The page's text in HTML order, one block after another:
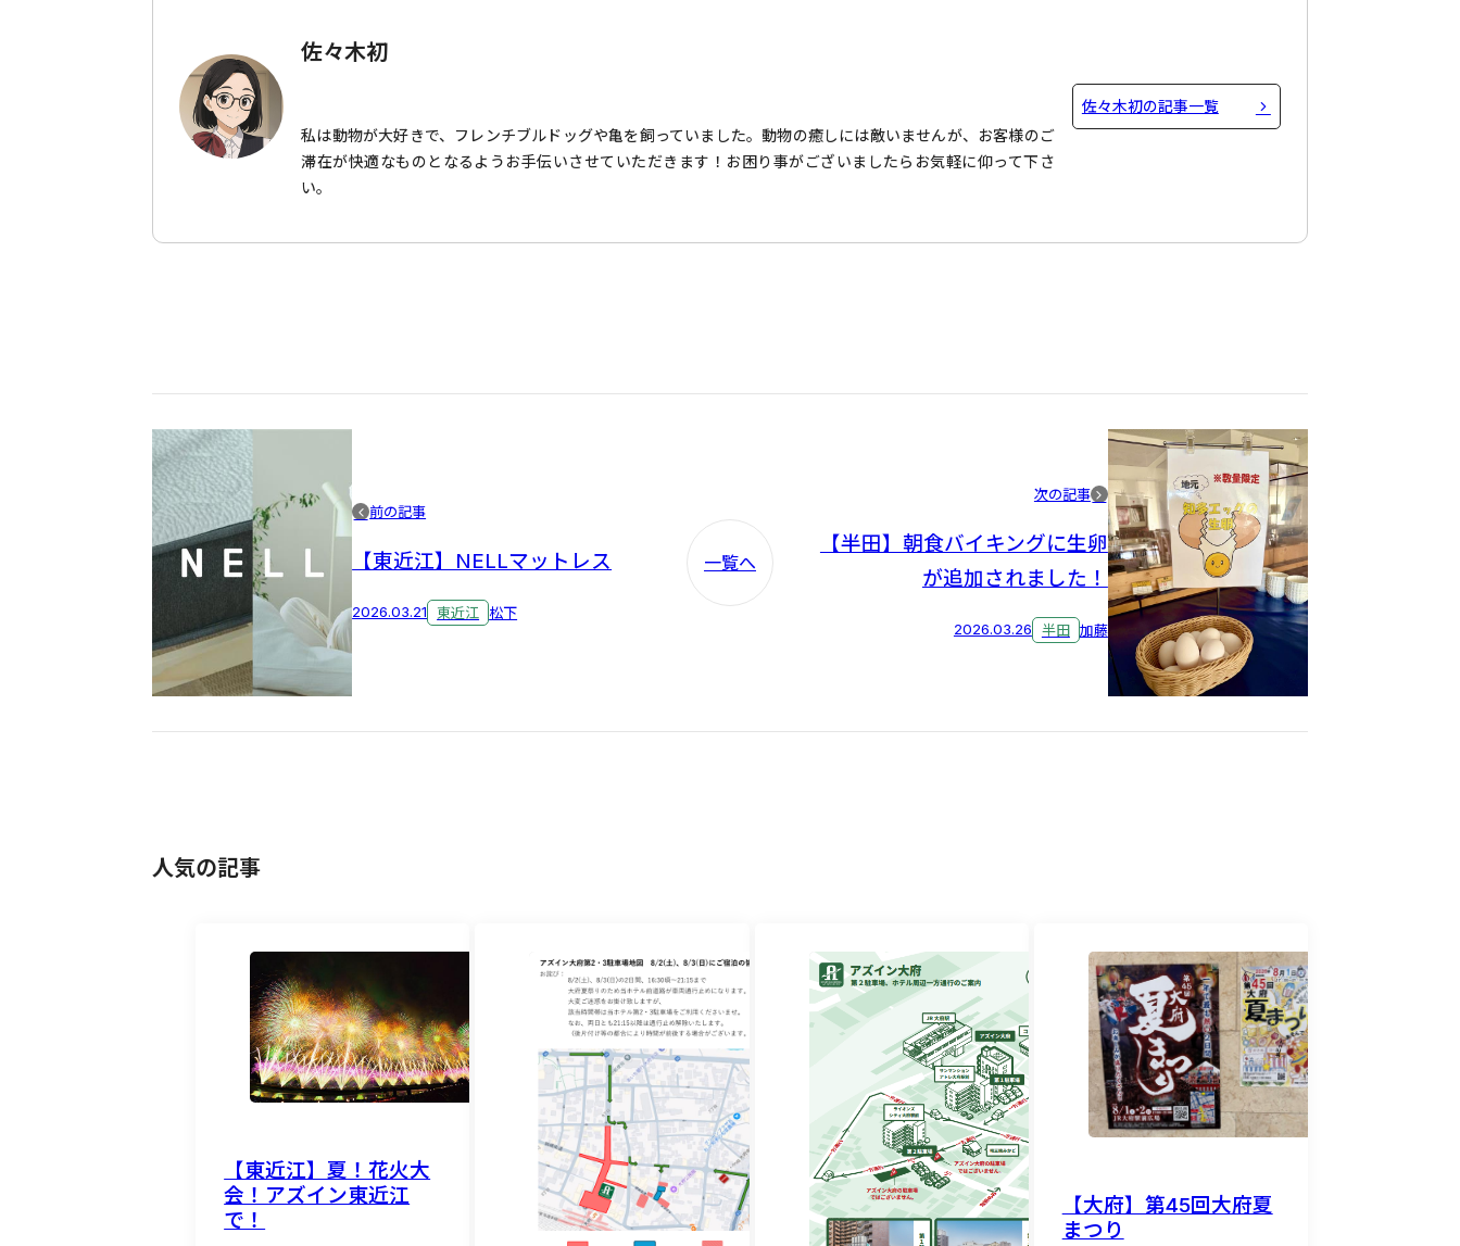
佐々木初
私は動物が大好きで、フレンチブルドッグや亀を飼っていました。動物の癒しには敵いませんが、お客様のご
滞在が快適なものとなるようお手伝いさせていただきます！お困り事がございましたらお気軽に仰って下さ
い。
佐々木初の記事一覧
前の記事
【東近江】NELLマットレス
2026.03.21 東近江 松下
一覧へ
次の記事
【半田】朝食バイキングに生卵
が追加されました！
2026.03.26 半田 加藤
人気の記事
【東近江】夏！花火大
会！アズイン東近江
で！
【大府】第45回大府夏
まつり